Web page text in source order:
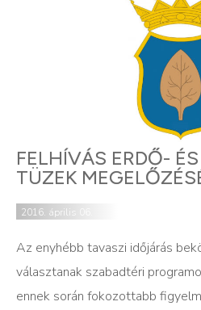
FELHÍVÁS ERDŐ-
TÜZEK
2016. április 06.
Az enyhébb tavaszi időjárás
választanak szabadtéri
ennek során fokozottabb